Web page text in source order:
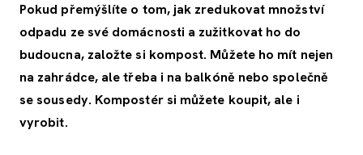
Pokud přemýšlíte o tom, jak zredukovat množství
odpadu ze své domácnosti a zužitkovat ho do
budoucna, založte si kompost. Můžete ho mít nejen
na zahrádce, ale třeba i na balkóně nebo společně
se sousedy. Kompostér si můžete koupit, ale i
vyrobit.